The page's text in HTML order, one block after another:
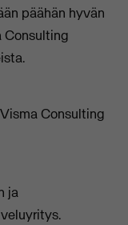
päähän hyvän
Consulting
Consulting
ja